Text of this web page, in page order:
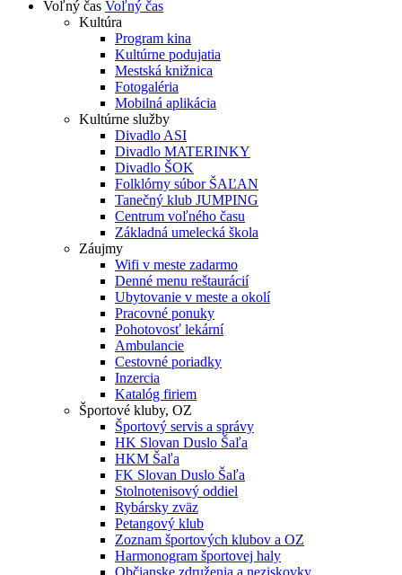
Voľný čas Voľný čas
Kultúra
Program kina
Kultúrne podujatia
Mestská knižnica
Fotogaléria
Mobilná aplikácia
Kultúrne služby
Divadlo ASI
Divadlo MATERINKY
Divadlo ŠOK
Folklórny súbor ŠAĽAN
Tanečný klub JUMPING
Centrum voľného času
Základná umelecká škola
Záujmy
Wifi v meste zadarmo
Denné menu reštaurácií
Ubytovanie v meste a okolí
Pracovné ponuky
Pohotovosť lekární
Ambulancie
Cestovné poriadky
Inzercia
Katalóg firiem
Športové kluby, OZ
Športový servis a správy
HK Slovan Duslo Šaľa
HKM Šaľa
FK Slovan Duslo Šaľa
Stolnotenisový oddiel
Rybársky zväz
Petangový klub
Zoznam športových klubov a OZ
Harmonogram športovej haly
Občianske združenia a neziskovky